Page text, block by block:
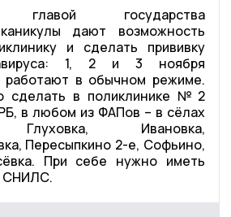
главой государства
дают возможность
и сделать прививку
1, 2 и 3 ноября
работают в обычном режиме.
сделать в поликлинике №2
в любом из ФАПов – в сёлах
Глуховка, Ивановка,
Пересыпкино 2-е, Софьино,
При себе нужно иметь
СНИЛС.